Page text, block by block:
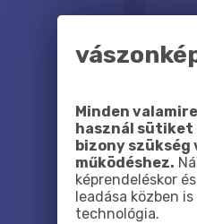
Minden
használ sütiket
bizony szükség
működéshez.
képrendeléskor
leadása közben
technológia.